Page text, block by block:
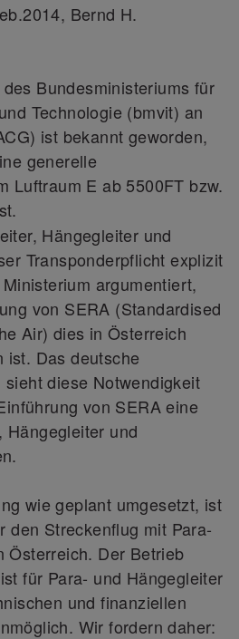
Bernd H.
Bundesministeriums für
Technologie (bmvit) an
ist bekannt geworden,
generelle
Luftraum E ab 5500FT bzw.
Hängegleiter und
Transponderpflicht explizit
argumentiert,
von SERA (Standardised
Air) dies in Österreich
ist. Das deutsche
diese Notwendigkeit
von SERA eine
Hängegleiter und
wie geplant umgesetzt, ist
den Streckenflug mit Para-
Österreich. Der Betrieb
für Para- und Hängegleiter
und finanziellen
Wir fordern daher: